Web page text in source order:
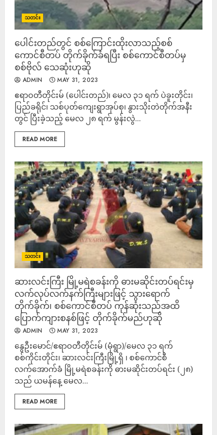
သတင်း
ပေါင်းတည်တွင် စစ်ကြောင်းထိုးလာသည့်စစ်
ကောင်စီတပ် တိုက်ခိုက်ခံရပြီး စစ်ကောင်စီတပ်မှ
စစ်ဗိုလ် သေဆုံးဟုဆို
ADMIN MAY 31, 2023
ဧရာဝတီတိုင်းမ် (ပေါင်းတည်)၊ မေလ ၃၁ ရက် ပဲခူးတိုင်း၊
ပြည်ခရိုင်၊ သစ်ပုတ်ကျေးရွာအုပ်စု၊ နွားသိုးတဲတိုက်အနီး
တွင် ပြီးခဲ့သည့် မေလ ၂၈ ရက် မွန်းလွဲ...
READ MORE
သတင်း
ဆားလင်းကြီး မြို့မရဲစခန်းကို ဓားမဆိုင်းတပ်ရင်းမှ
လက်လုပ်လက်နက်ကြီးများဖြင့် သွားရောက်
တိုက်ခိုက်၊ စစ်ကောင်စီတပ် ကုန်ဆုံးသည်အထိ
ပြောက်ကျားစနစ်ဖြင့် တိုက်ခိုက်မည်ဟုဆို
ADMIN MAY 31, 2023
နွေဦးမောင်/ဧရာဝတီတိုင်းမ် (မုံရွာ)/မေလ ၃၁ ရက်
စစ်ကိုင်းတိုင်း၊ ဆားလင်းကြီးမြို့ရှိ ၊ စစ်ကောင်စီ
လက်အောက်ခံ မြို့မရဲစခန်းကို ဓားမဆိုင်းတပ်ရင်း (၂၈)
သည် ယမန်နေ့ မေလ...
READ MORE